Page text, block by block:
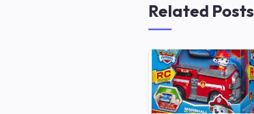
Related Posts